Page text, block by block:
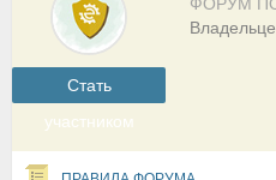
Cтать
участником